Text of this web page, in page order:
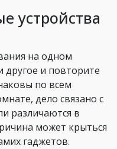
устройства
на одном
другое и повторите
по всем
дело связано с
различаются в
может крыться
гаджетов.